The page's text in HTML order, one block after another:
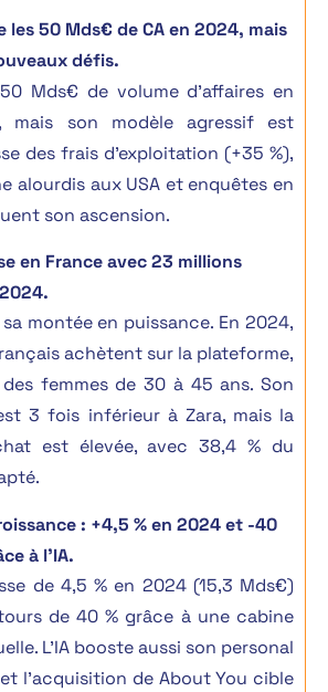
les 50 Mds€ de CA en 2024, mais
défis.
Mds€ de volume d’affaires en
mais son modèle agressif est
des frais d’exploitation (+35 %),
alourdis aux USA et enquêtes en
son ascension.
en France avec 23 millions
montée en puissance. En 2024,
achètent sur la plateforme,
femmes de 30 à 45 ans. Son
3 fois inférieur à Zara, mais la
est élevée, avec 38,4 % du
: +4,5 % en 2024 et -40
à l’IA.
de 4,5 % en 2024 (15,3 Mds€)
de 40 % grâce à une cabine
L’IA booste aussi son personal
l’acquisition de About You cible